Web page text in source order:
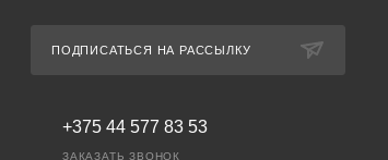
ПОДПИСАТЬСЯ НА РАССЫЛКУ
+375 44 577 83 53
ЗАКАЗАТЬ ЗВОНОК